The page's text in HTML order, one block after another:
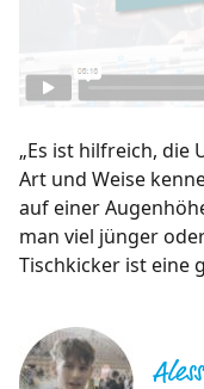
„Es ist hilfreich, die
Art und Weise
auf einer
man viel jünger
Tischkicker ist eine